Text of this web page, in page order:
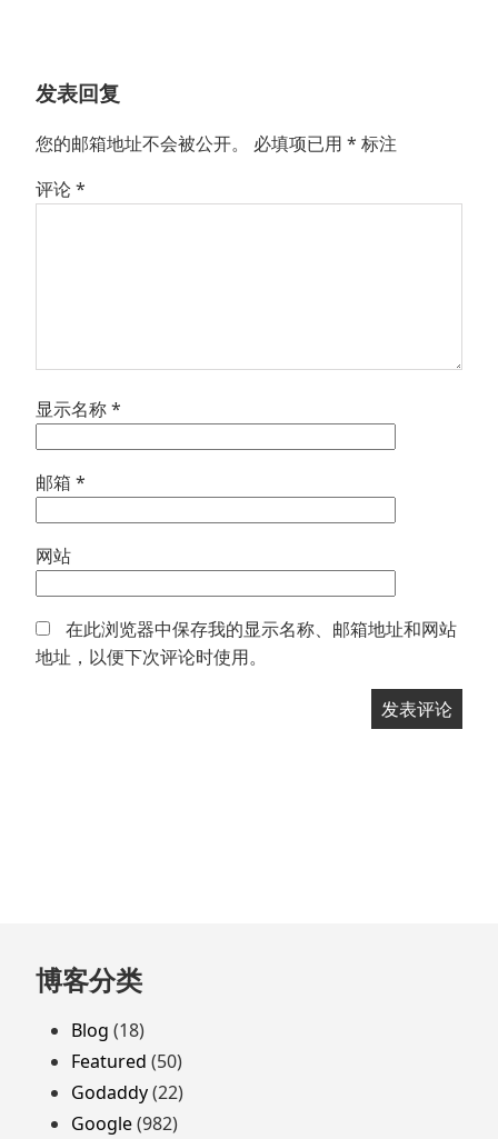
发表回复
您的邮箱地址不会被公开。 必填项已用 * 标注
评论*
显示名称*
邮箱 *
网站
在此浏览器中保存我的显示名称、邮箱地址和网站
地址，以便下次评论时使用。
跳
至
页
脚
博客分类
Blog (18)
Featured (50)
Godaddy(22)
Google(982)